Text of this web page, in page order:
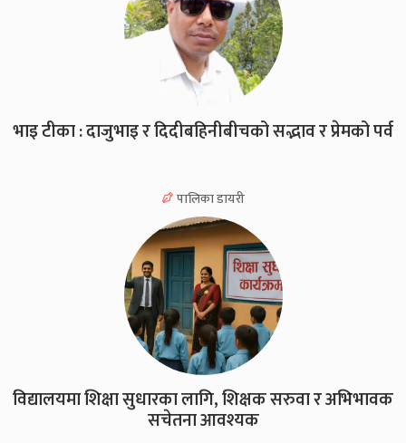
भाइ टीका : दाजुभाइ र दिदीबहिनीबीचको सद्भाव र प्रेमको पर्व
पालिका डायरी
विद्यालयमा शिक्षा सुधारका लागि, शिक्षक सरुवा र अभिभावक
सचेतना आवश्यक